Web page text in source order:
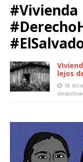
#Vivienda
lejos
18